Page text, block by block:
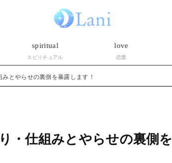
spiritual
スピリチュアル
love
恋愛
とやらせの裏側を暴露します！
・仕組みとやらせの裏側を